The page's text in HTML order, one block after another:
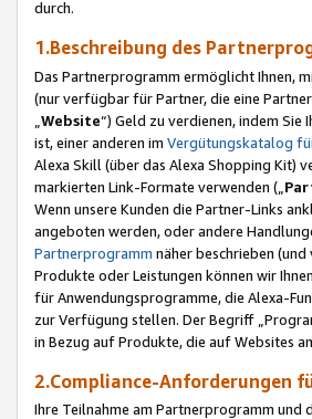
durch.
1.Beschreibung des
Das Partnerprogramm ermöglicht Ihnen,
(nur verfügbar für Partner, die eine
Website“) Geld zu verdienen, indem Sie
ist, einer anderen im Vergütungskatalog
Alexa Skill (über das Alexa Shopping Kit)
markierten Link-Formate verwenden („
Wenn unsere Kunden die Partner-Links
angeboten werden, oder andere
Partnerprogramm näher beschrieben
Produkte oder Leistungen können wir
für Anwendungsprogramme, die Alexa-
zur Verfügung stellen. Der Begriff
in Bezug auf Produkte, die auf Websites
2.Compliance-Anforderungen
Ihre Teilnahme am Partnerprogramm und